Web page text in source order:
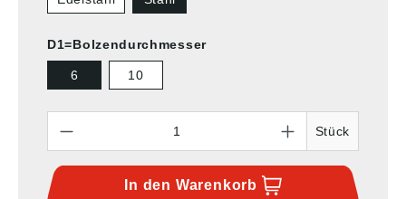
D1=Bolzendurchmesser
6 10
Stück
In den Warenkorb